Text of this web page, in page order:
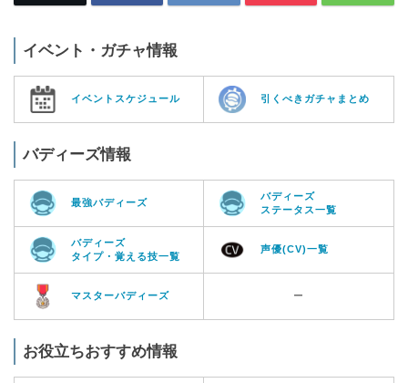
イベント・ガチャ情報
イベントスケジュール 引くべきガチャまとめ
バディーズ情報
最強バディーズ
バディーズ
ステータス一覧
バディーズ
タイプ・覚える技一覧
声優(CV)一覧
マスターバディーズ ー
お役立ちおすすめ情報